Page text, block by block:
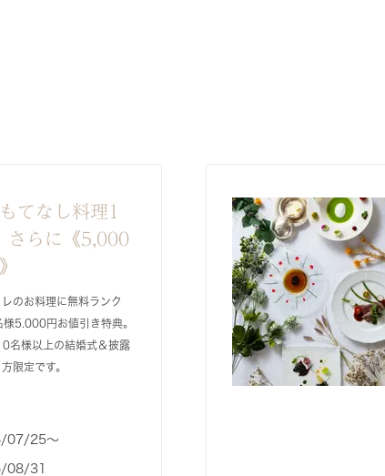
てなし料理1
さらに《5,000
のお料理に無料ランク
5.000円お値引き特典。
名様以上の結婚式＆披露
限定です。
07/25〜
08/31